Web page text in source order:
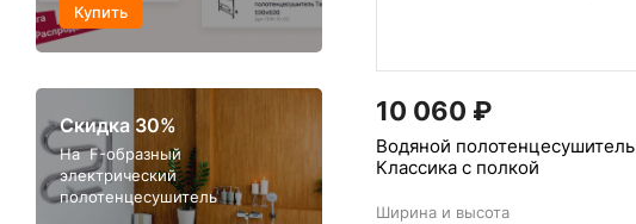
Купить
Скидка 30%
На F-образный
электрический
полотенцесушитель
10 060 ₽
Водяной полотенцесушитель
Классика с полкой
Ширина и высота